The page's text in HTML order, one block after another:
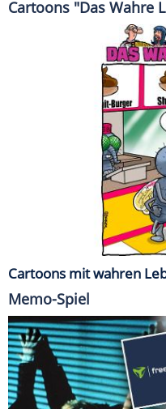
Cartoons "Das Wahre
Cartoons mit wahren
Memo-Spiel